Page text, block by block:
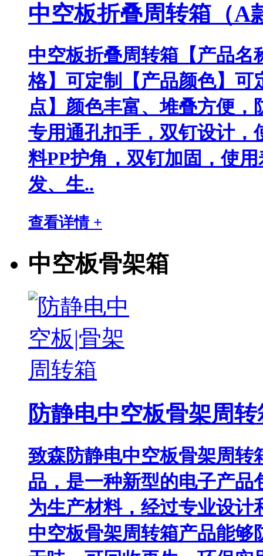
中空板折叠周转箱（A
中空板折叠周转箱【产品
格】可定制【产品颜色】可
点】颜色丰富、堆叠方便
专用通孔扣手，双钉设计，
料PP护角，双钉加固，使
发、生..
查看详情 +
中空板骨架箱
防静电中空板骨架周
致森防静电中空板骨架周转
品，是一种新型的电子产
为生产材料，经过专业设
中空板骨架周转箱产品能